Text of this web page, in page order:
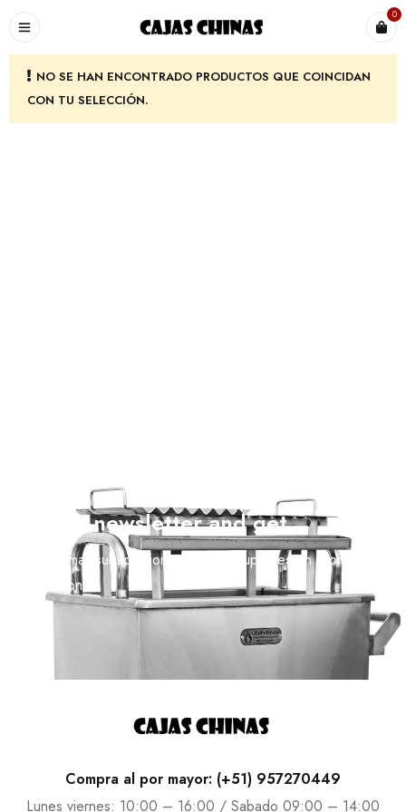
0
NO SE HAN ENCONTRADO PRODUCTOS QUE COINCIDAN
CON TU SELECCIÓN.
Join our newsletter and get…
Join our email subscription now to get updates on promotions
and coupons.
Compra al por mayor: (+51) 957270449
Lunes viernes: 10:00 – 16:00 / Sabado 09:00 – 14:00